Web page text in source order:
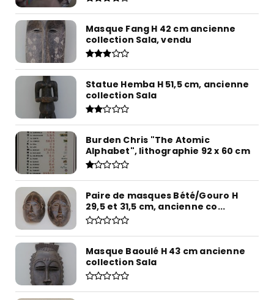
Masque Fang H 42 cm ancienne
collection Sala, vendu
Statue Hemba H 51,5 cm, ancienne
collection Sala
Burden Chris "The Atomic
Alphabet", lithographie 92 x 60 cm
Paire de masques Bété/Gouro H
29,5 et 31,5 cm, ancienne co...
Masque Baoulé H 43 cm ancienne
collection Sala